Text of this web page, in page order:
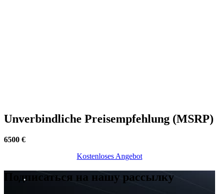
Unverbindliche Preisempfehlung (MSRP)
6500 €
Kostenloses Angebot​​​​​​​​​​​​​​
Подписаться на нашу рассылку